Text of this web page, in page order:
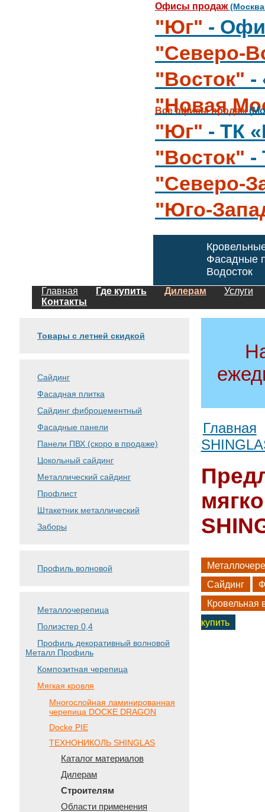
Офисы продаж(Москва
"Юг" -
"Северо-
"Восток" -
"Новая
"Юг" - ТК
"Восток" -
"Северо-
"Юго-
Все офисы продаж
Фасадные
Водосток
Главная Где купить Дилерам
Услуги
Контакты
Товары с летней скидкой
Сайдинг
Фасадная плитка
Сайдинг фиброцементный
Фасадные панели
Панели ПВХ (скоро в продаже)
Цокольный сайдинг
Металлический сайдинг
Профлист
Штакетник металлический
Заборы
Профиль волновой
Металлочерепица
Полиэстер 0,4
Профиль декоративный волновой
Металл Профиль
Композитная черепица
Мягкая кровля
Многослойная ламинированная
черепица DOCKE DRAGON
Docke PIE
ТЕХНОНИКОЛЬ SHINGLAS
Каталог материалов
Дилерам
Строителям
Области применения
Главная
Сайдинг
Кровельная
купить